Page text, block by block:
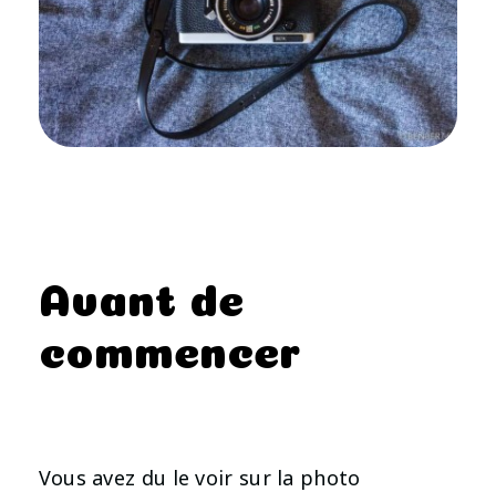
Avant de
commencer
Vous avez du le voir sur la photo